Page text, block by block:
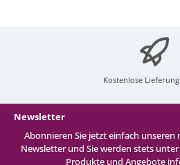
Kostenlose Lieferung
Newsletter
Abonnieren Sie jetzt einfach unseren
Newsletter und Sie werden stets
Produkte und Angebote